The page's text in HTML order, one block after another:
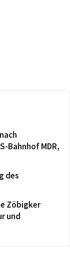
Bahnhof MDR,
des
Zöbigker
und